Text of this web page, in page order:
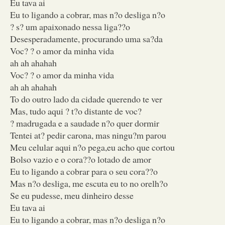
Eu to ligando a cobrar, mas n?o desliga n?o
? s? um apaixonado nessa liga??o
Desesperadamente, procurando uma sa?da
Voc? ? o amor da minha vida
ah ah ahahah
Voc? ? o amor da minha vida
ah ah ahahah
To do outro lado da cidade querendo te ver
Mas, tudo aqui ? t?o distante de voc?
? madrugada e a saudade n?o quer dormir
Tentei at? pedir carona, mas ningu?m parou
Meu celular aqui n?o pega,eu acho que cortou
Bolso vazio e o cora??o lotado de amor
Eu to ligando a cobrar para o seu cora??o
Mas n?o desliga, me escuta eu to no orelh?o
Se eu pudesse, meu dinheiro desse
Eu tava ai
Eu to ligando a cobrar, mas n?o desliga n?o